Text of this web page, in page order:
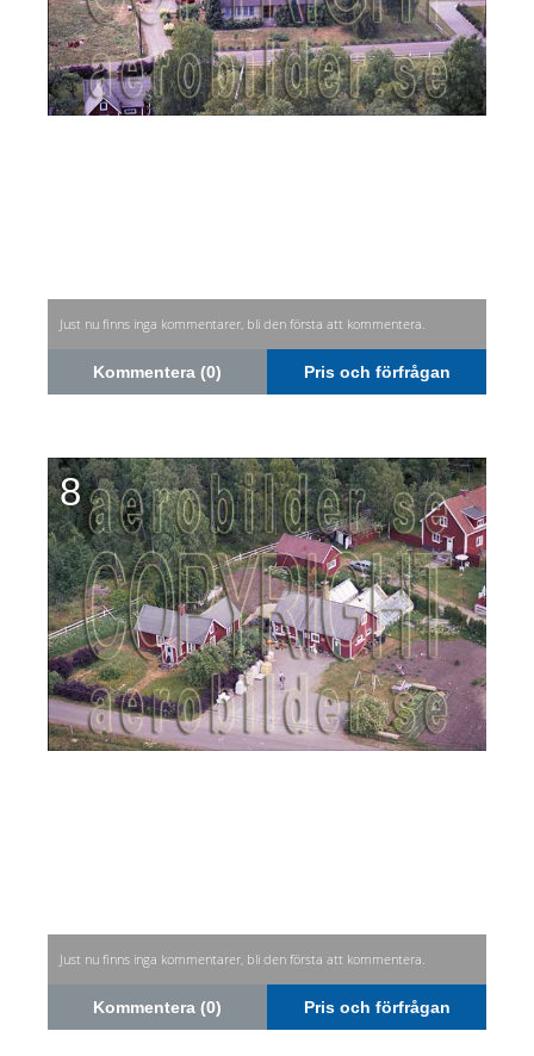
Just nu finns inga kommentarer, bli den första att kommentera.
Kommentera (0) Pris och förfrågan
8
Just nu finns inga kommentarer, bli den första att kommentera.
Kommentera (0) Pris och förfrågan